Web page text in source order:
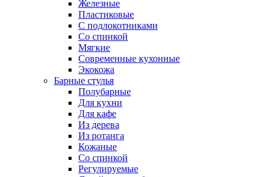
Железные
Пластиковые
С подлокотниками
Со спинкой
Мягкие
Современные кухонные
Экокожа
Барные стулья
Полубарные
Для кухни
Для кафе
Из дерева
Из ротанга
Кожаные
Со спинкой
Регулируемые